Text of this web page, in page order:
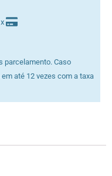
parcelamento. Caso
até 12 vezes com a taxa